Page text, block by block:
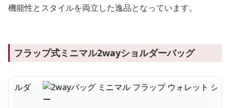
機能性とスタイルを両立した逸品となっています。
フラップ式ミニマル2wayショルダーバッグ